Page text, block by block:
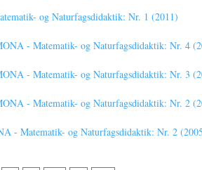
og Naturfagsdidaktik: Nr. 1 (2011)
- Matematik- og Naturfagsdidaktik: Nr. 4
- Matematik- og Naturfagsdidaktik: Nr. 3
- Matematik- og Naturfagsdidaktik: Nr. 2
- Matematik- og Naturfagsdidaktik: Nr. 2